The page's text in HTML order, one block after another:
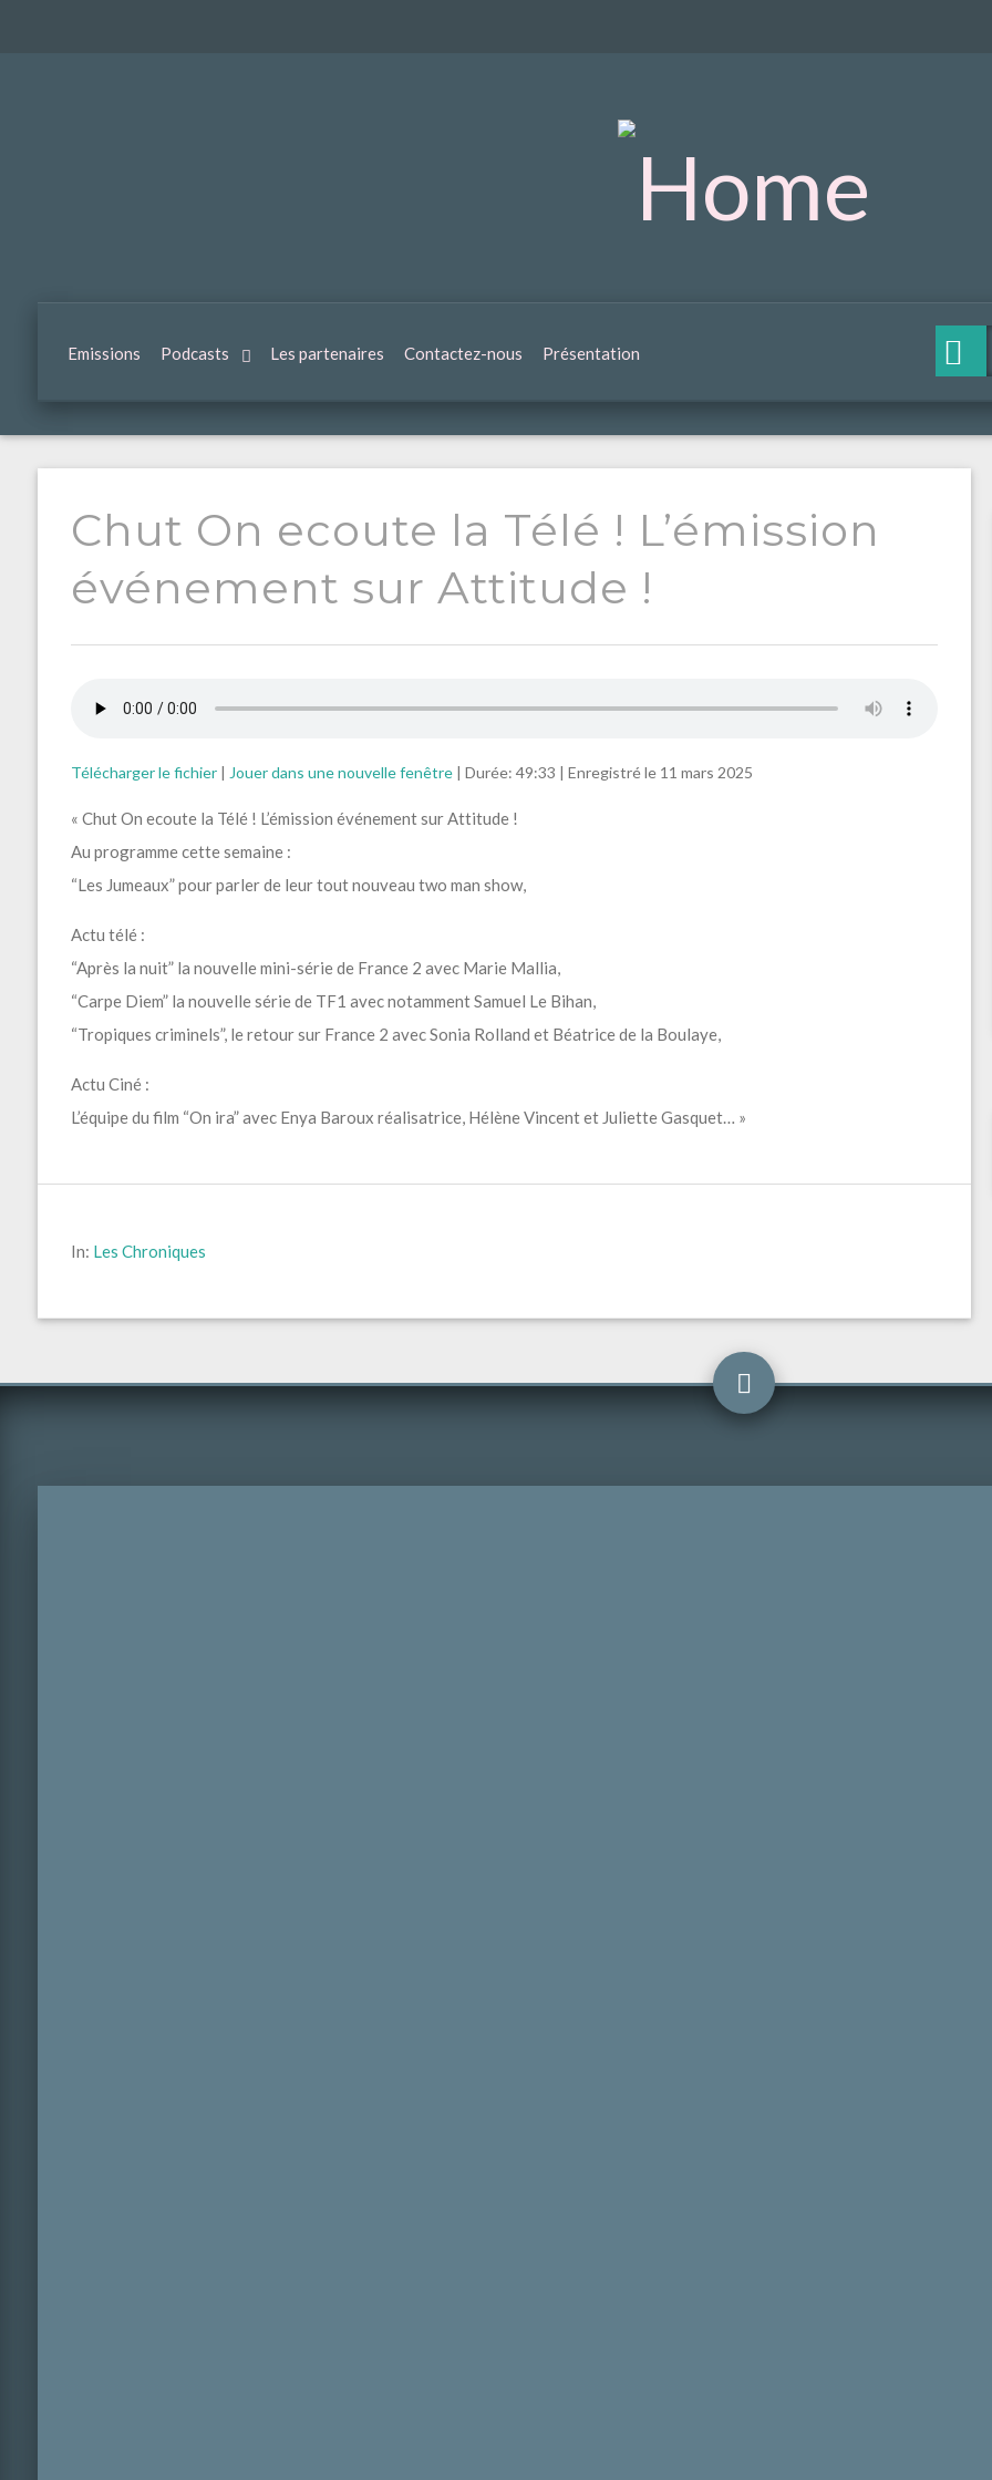
Emissions Podcasts Les partenaires Contactez-nous Présentation
Chut On ecoute la Télé ! L’émission
événement sur Attitude !
Télécharger le fichier| Jouer dans une nouvelle fenêtre| Durée: 49:33 | Enregistré le 11 mars 2025
« Chut On ecoute la Télé ! L’émission événement sur Attitude !
Au programme cette semaine :
“Les Jumeaux” pour parler de leur tout nouveau two man show,
Actu télé :
“Après la nuit” la nouvelle mini-série de France 2 avec Marie Mallia,
“Carpe Diem” la nouvelle série de TF1 avec notamment Samuel Le Bihan,
“Tropiques criminels”, le retour sur France 2 avec Sonia Rolland et Béatrice de la Boulaye,
Actu Ciné :
L’équipe du film “On ira” avec Enya Baroux réalisatrice, Hélène Vincent et Juliette Gasquet… »
In: Les Chroniques